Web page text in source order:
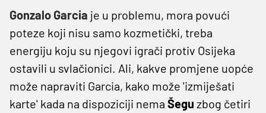
Gonzalo Garcia je u problemu, mora povući
poteze koji nisu samo kozmetički, treba
energiju koju su njegovi igrači protiv Osijeka
ostavili u svlačionici. Ali, kakve promjene uopće
može napraviti Garcia, kako može 'izmiješati
karte' kada na dispoziciji nema Šegu zbog četiri